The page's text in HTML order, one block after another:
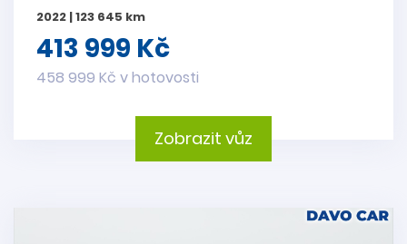
2022 | 123 645 km
413 999 Kč
458 999 Kč v hotovosti
Zobrazit vůz